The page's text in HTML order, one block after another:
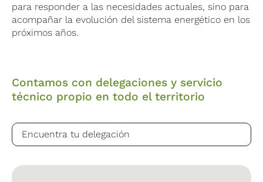
para responder a las necesidades actuales, sino para
acompañar la evolución del sistema energético en los
próximos años.
Contamos con delegaciones y servicio
técnico propio en todo el territorio